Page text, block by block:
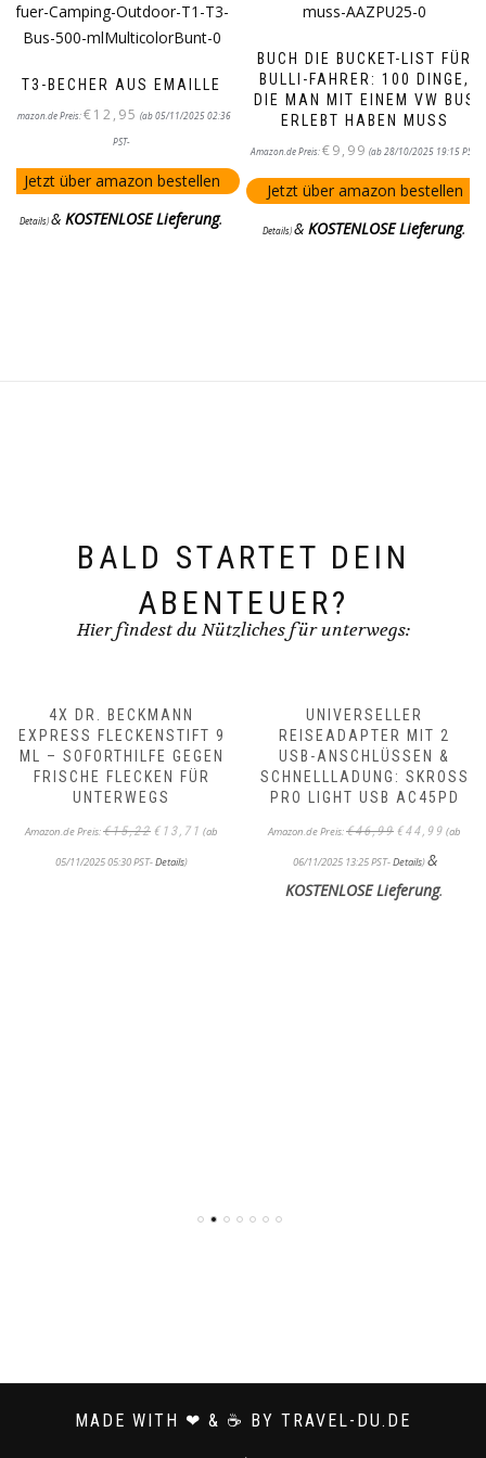
T3-BECHER AUS EMAILLE
Amazon.de Preis:€12,95 (ab 05/11/2025 02:36
PST-
Jetzt über amazon bestellen
Details)& KOSTENLOSE Lieferung.
BUCH DIE BUCKET-LIST FÜR
BULLI-FAHRER: 100 DINGE,
DIE MAN MIT EINEM VW BUS
ERLEBT HABEN MUSS
Amazon.de Preis:€9,99 (ab 28/10/2025 19:15 PST-
Jetzt über amazon bestellen
Details)& KOSTENLOSE Lieferung.
BALD STARTET DEIN
ABENTEUER?
Hier findest du Nützliches für unterwegs:
4X DR. BECKMANN
EXPRESS FLECKENSTIFT 9
ML – SOFORTHILFE GEGEN
FRISCHE FLECKEN FÜR
UNTERWEGS
Amazon.de Preis:€15,22
war:
€ 13,71
Preis
(ab
05/11/2025 05:30 PST-Details)
UNIVERSELLER
REISEADAPTER MIT 2
USB-ANSCHLÜSSEN &
SCHNELLLADUNG: SKROSS
PRO LIGHT USB AC45PD
Amazon.de Preis:€46,99
war:
€44,99
Preis
(ab
06/11/2025 13:25 PST-Details)&
KOSTENLOSE Lieferung.
MADE WITH ❤ & ☕ BY TRAVEL-DU.DE